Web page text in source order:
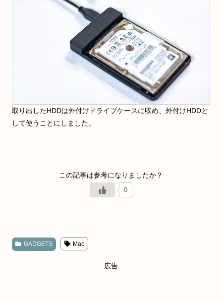
取り出したHDDは外付けドライブケースに収め、外付けHDDと
して使うことにしました。
0
GADGETS Mac
広告